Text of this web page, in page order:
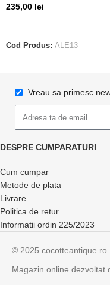
235,00 lei
Cod Produs: ALE13
Vreau sa primesc
DESPRE CUMPARATURI
Cum cumpar
Metode de plata
Livrare
Politica de retur
Informatii ordin 225/2023
© 2025
Magazin online dezvoltat